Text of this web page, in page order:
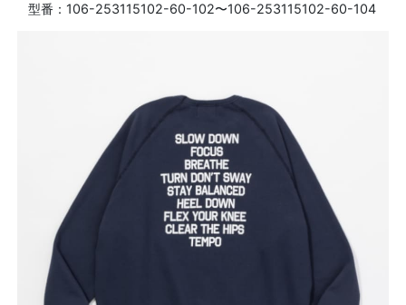
型番： 106-253115102-60-102〜106-253115102-60-104